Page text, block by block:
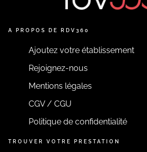
A PROPOS DE RDV360
Ajoutez votre établissement
Rejoignez-nous
Mentions légales
CGV / CGU
Politique de confidentialité
TROUVER VOTRE PRESTATION